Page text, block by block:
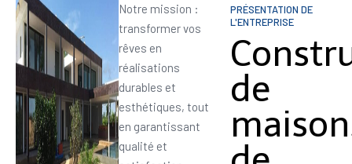
Notre mission :
transformer vos
rêves en
réalisations
durables et
esthétiques, tout
en garantissant
qualité et
PRÉSENTATION DE
L'ENTREPRISE
de